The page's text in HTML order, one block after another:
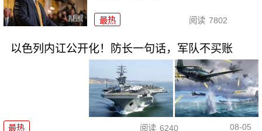
最热 阅读 7802
以色列内讧公开化！防长一句话，军队不买账
最热 阅读 6240 08-05